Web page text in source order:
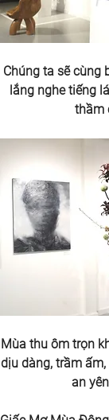
Chúng ta sẽ cùng
lắng nghe tiếng
thầm
Mùa thu ôm trọn
dịu dàng, trầm
an